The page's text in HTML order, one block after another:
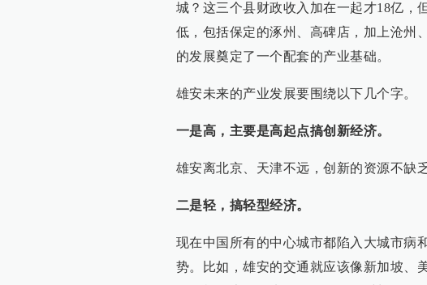
城？这三个县财政收入加在一起才18亿，
低，包括保定的涿州、高碑店，加上沧州
的发展奠定了一个配套的产业基础。
雄安未来的产业发展要围绕以下几个字。
一是高，主要是高起点搞创新经济。
雄安离北京、天津不远，创新的资源不缺乏
二是轻，搞轻型经济。
现在中国所有的中心城市都陷入大城市病
势。比如，雄安的交通就应该像新加坡、